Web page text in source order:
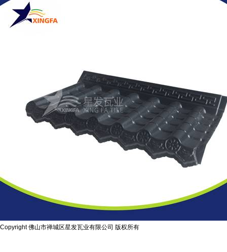
Copyright 佛山市禅城区星发瓦业有限公司 版权所有